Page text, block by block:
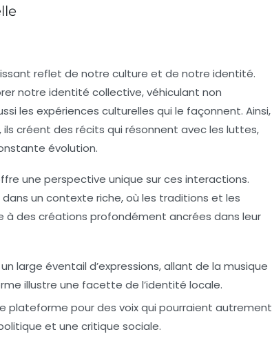
reflet de notre culture et de notre identité.
notre identité collective, véhiculant non
les expériences culturelles qui le façonnent. Ainsi,
créent des récits qui résonnent avec les luttes,
évolution.
une perspective unique sur ces interactions.
un contexte riche, où les traditions et les
à des créations profondément ancrées dans leur
large éventail d’expressions, allant de la musique
illustre une facette de l’identité locale.
plateforme pour des voix qui pourraient autrement
et une critique sociale.